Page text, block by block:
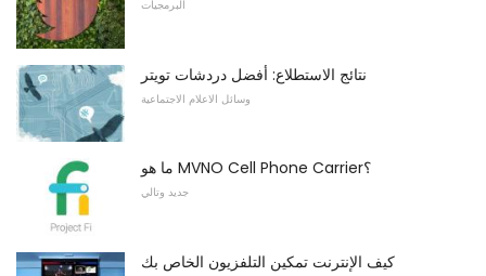
البرمجيات
نتائج الاستطلاع: أفضل دردشات تويتر
وسائل الاعلام الاجتماعية
ما هو MVNO Cell Phone Carrier؟
جديد وتالي
كيف الإنترنت تمكين التلفزيون الخاص بك